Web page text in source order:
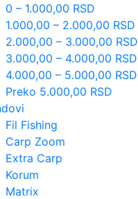
0 – 1.000,00 RSD
1.000,00 – 2.000,00 RSD
2.000,00 – 3.000,00 RSD
3.000,00 – 4.000,00 RSD
4.000,00 – 5.000,00 RSD
Preko 5.000,00 RSD
Fil Fishing
Carp Zoom
Extra Carp
Korum
Matrix